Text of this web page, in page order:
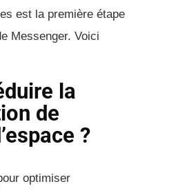
est la première étape
Messenger. Voici
la
de
?
optimiser